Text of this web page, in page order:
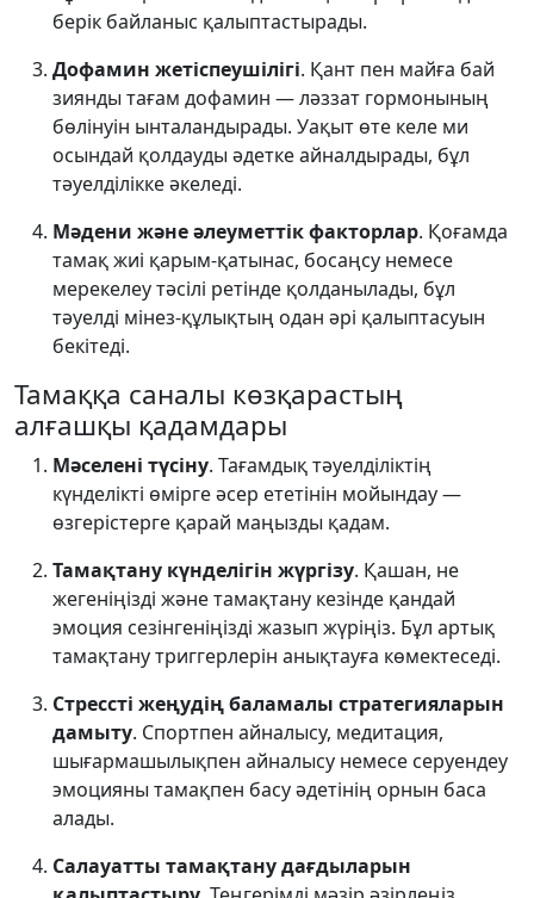
берік байланыс қалыптастырады.
Дофамин жетіспеушілігі. Қант пен майға бай
зиянды тағам дофамин — ләззат гормонының
бөлінуін ынталандырады. Уақыт өте келе ми
осындай қолдауды әдетке айналдырады, бұл
тәуелділікке әкеледі.
Мәдени және әлеуметтік факторлар. Қоғамда
тамақ жиі қарым-қатынас, босаңсу немесе
мерекелеу тәсілі ретінде қолданылады, бұл
тәуелді мінез-құлықтың одан әрі қалыптасуын
бекітеді.
Тамаққа саналы көзқарастың
алғашқы қадамдары
Мәселені түсіну. Тағамдық тәуелділіктің
күнделікті өмірге әсер ететінін мойындау —
өзгерістерге қарай маңызды қадам.
Тамақтану күнделігін жүргізу. Қашан, не
жегеніңізді және тамақтану кезінде қандай
эмоция сезінгеніңізді жазып жүріңіз. Бұл артық
тамақтану триггерлерін анықтауға көмектеседі.
Стрессті жеңудің баламалы стратегияларын
дамыту. Спортпен айналысу, медитация,
шығармашылықпен айналысу немесе серуендеу
эмоцияны тамақпен басу әдетінің орнын баса
алады.
Салауатты тамақтану дағдыларын